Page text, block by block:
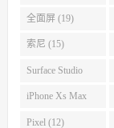
全面屏 (19)
索尼 (15)
Surface Studio
(14)
iPhone Xs Max
(14)
Pixel (12)